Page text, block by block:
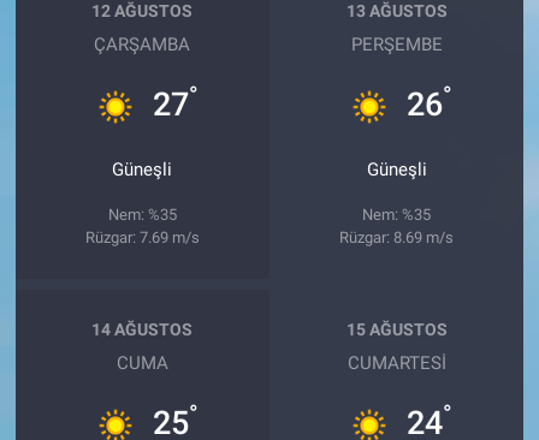
12 AĞUSTOS
ÇARŞAMBA
27°
Güneşli
Nem: %35
Rüzgar: 7.69 m/s
13 AĞUSTOS
PERŞEMBE
26°
Güneşli
Nem: %35
Rüzgar: 8.69 m/s
14 AĞUSTOS
CUMA
25°
15 AĞUSTOS
CUMARTESI
24°